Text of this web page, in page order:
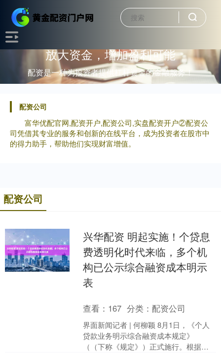
放大资金，增加盈利可能
配资是一种为投资者提供杠杆资金的金融服务！
配资公司
富华优配官网,配资开户,配资公司,实盘配资开户②配资公
司凭借其专业的服务和创新的在线平台，成为投资者在股市中
的得力助手，帮助他们实现财富增值。
配资公司
兴华配资 明起实施！个贷息
费透明化时代来临，多个机
构已公示综合融资成本明示
表
查看： 167 分类：配资公司
界面新闻记者 | 何柳颖 8月1日，《个人
贷款业务明示综合融资成本规定》
（（下称《规定》）正式施行。根据规